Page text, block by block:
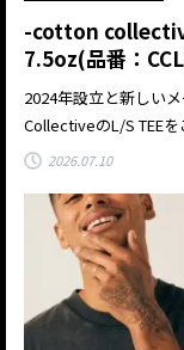
-cotton
7.5oz(品番：
2024年設立と新しい
CollectiveのL/S TEE
2026.07.10